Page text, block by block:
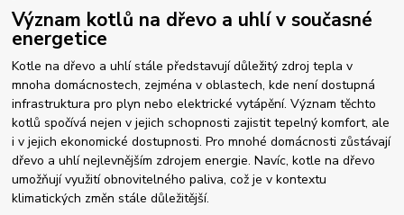
Význam kotlů na dřevo a uhlí v současné
energetice
Kotle na dřevo a uhlí stále představují důležitý zdroj tepla v
mnoha domácnostech, zejména v oblastech, kde není dostupná
infrastruktura pro plyn nebo elektrické vytápění. Význam těchto
kotlů spočívá nejen v jejich schopnosti zajistit tepelný komfort, ale
i v jejich ekonomické dostupnosti. Pro mnohé domácnosti zůstávají
dřevo a uhlí nejlevnějším zdrojem energie. Navíc, kotle na dřevo
umožňují využití obnovitelného paliva, což je v kontextu
klimatických změn stále důležitější.